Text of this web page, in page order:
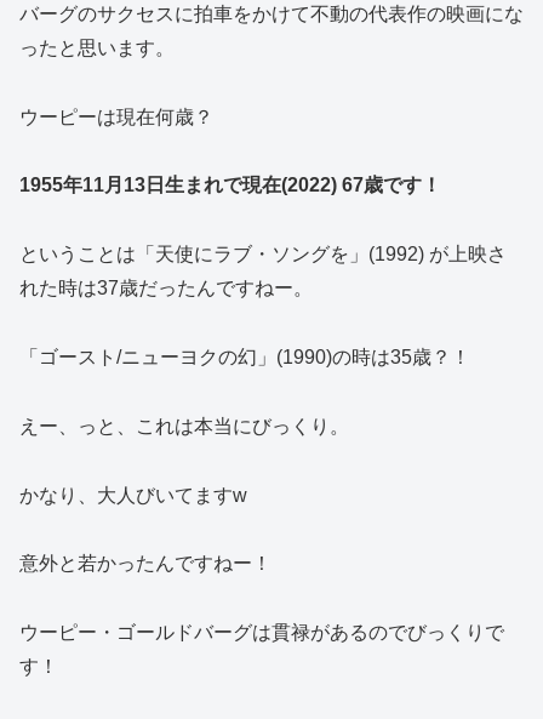
バーグのサクセスに拍車をかけて不動の代表作の映画にな
ったと思います。
ウーピーは現在何歳？
1955年11月13日生まれで現在(2022) 67歳です！
ということは「天使にラブ・ソングを」(1992) が上映さ
れた時は37歳だったんですねー。
「ゴースト/ニューヨクの幻」(1990)の時は35歳？！
えー、っと、これは本当にびっくり。
かなり、大人びいてますw
意外と若かったんですねー！
ウーピー・ゴールドバーグは貫禄があるのでびっくりで
す！